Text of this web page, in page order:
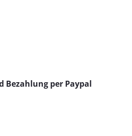
Bezahlung per Paypal